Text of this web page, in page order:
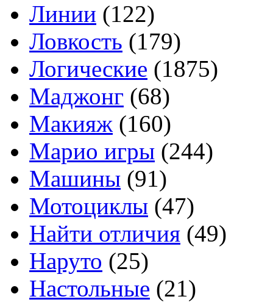
Линии (122)
Ловкость (179)
Логические (1875)
Маджонг (68)
Макияж (160)
Марио игры (244)
Машины (91)
Мотоциклы (47)
Найти отличия (49)
Наруто (25)
Настольные (21)